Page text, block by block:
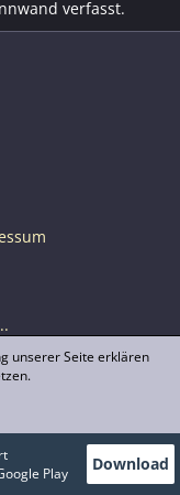
verfasst.
unter CC BY-SA,
angegeben
Play
Download
unserer Seite erklären